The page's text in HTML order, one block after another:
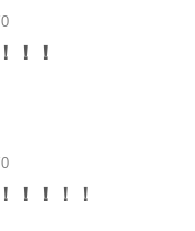
！！
！！！！